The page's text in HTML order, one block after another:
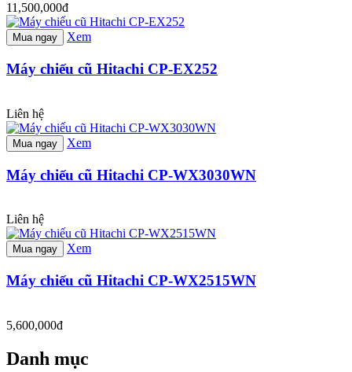
11,500,000đ
Mua ngay Xem
Máy chiếu cũ Hitachi CP-EX252
Liên hệ
Mua ngay Xem
Máy chiếu cũ Hitachi CP-WX3030WN
Liên hệ
Mua ngay Xem
Máy chiếu cũ Hitachi CP-WX2515WN
5,600,000đ
Danh mục